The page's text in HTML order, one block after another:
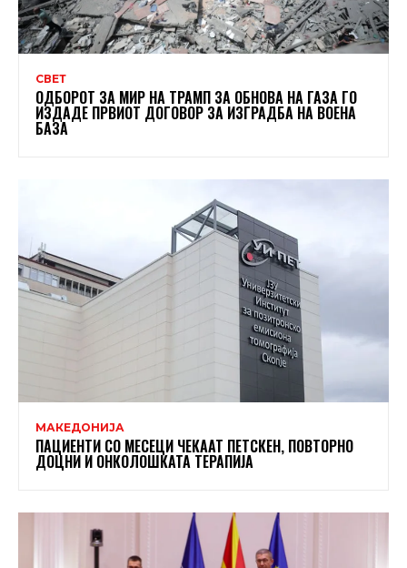
СВЕТ
ОДБОРОТ ЗА МИР НА ТРАМП ЗА ОБНОВА НА ГАЗА ГО
ИЗДАДЕ ПРВИОТ ДОГОВОР ЗА ИЗГРАДБА НА ВОЕНА
БАЗА
МАКЕДОНИЈА
ПАЦИЕНТИ СО МЕСЕЦИ ЧЕКААТ ПЕТСКЕН, ПОВТОРНО
ДОЦНИ И ОНКОЛОШКАТА ТЕРАПИЈА